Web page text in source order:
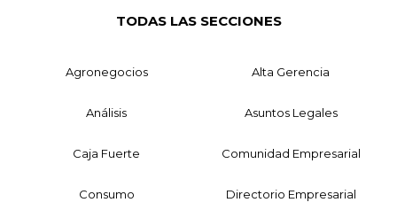
TODAS LAS SECCIONES
Agronegocios Alta Gerencia
Análisis Asuntos Legales
Caja Fuerte Comunidad Empresarial
Consumo Directorio Empresarial